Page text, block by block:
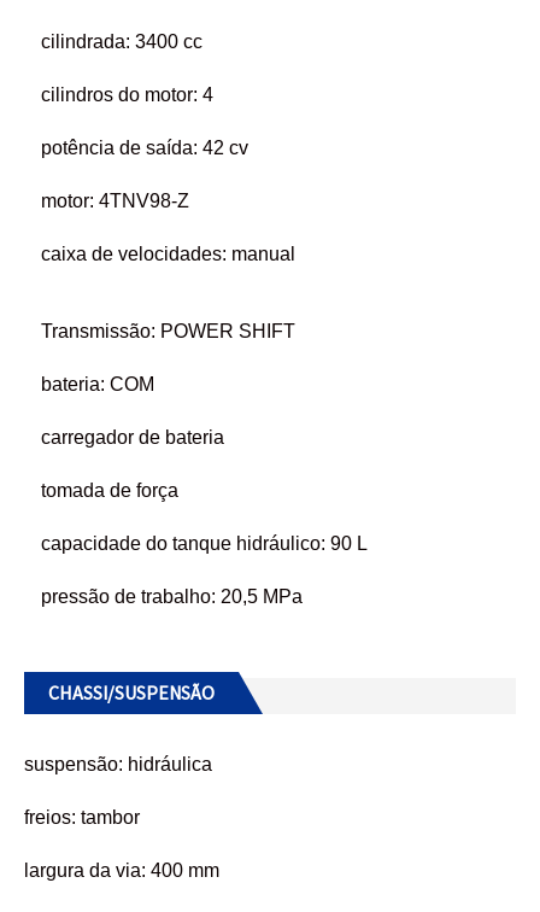
cilindrada: 3400 cc
cilindros do motor: 4
potência de saída: 42 cv
motor: 4TNV98-Z
caixa de velocidades: manual
Transmissão: POWER SHIFT
bateria: COM
carregador de bateria
tomada de força
capacidade do tanque hidráulico: 90 L
pressão de trabalho: 20,5 MPa
CHASSI/SUSPENSÃO
suspensão: hidráulica
freios: tambor
largura da via: 400 mm